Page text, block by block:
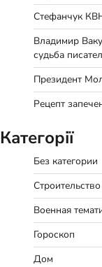
Стефанчук
Владимир
судьба
Президент
Рецепт
Категорії
Без категории
Военная
Гороскоп
Дом